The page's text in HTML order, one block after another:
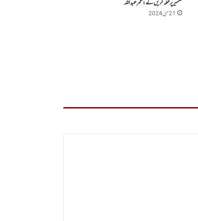
کشمیر پر حملہ کریں گے: عمر عبداللہ
21 مئی, 2024